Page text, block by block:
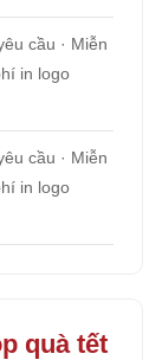
cầu · Miễn
in logo
cầu · Miễn
in logo
quà tết